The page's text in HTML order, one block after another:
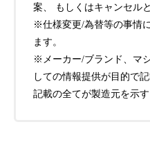
案、 もしくはキャンセル
※仕様変更/為替等の事情
ます。
※メーカー/ブランド、マ
しての情報提供が目的で記
記載の全てが製造元を示